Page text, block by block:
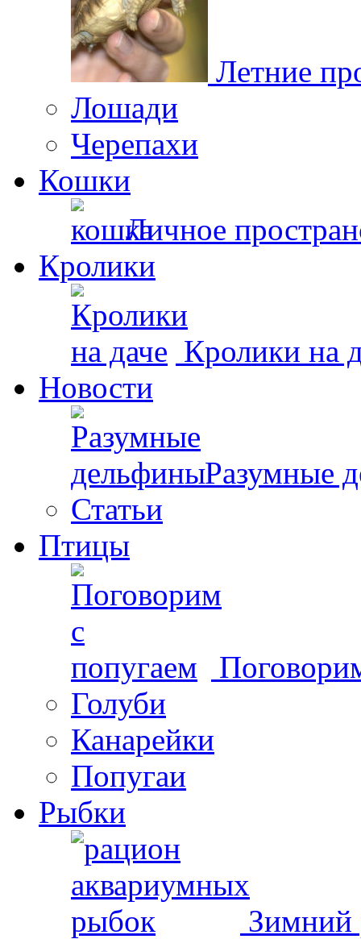
Летние
Лошади
Черепахи
Кошки
Личное
Кролики
Кролики на
Новости
Разумные
Статьи
Птицы
Голуби
Канарейки
Попугаи
Рыбки
Зимний